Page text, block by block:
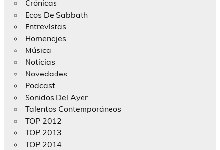
Crónicas
Ecos De Sabbath
Entrevistas
Homenajes
Música
Noticias
Novedades
Podcast
Sonidos Del Ayer
Talentos Contemporáneos
TOP 2012
TOP 2013
TOP 2014